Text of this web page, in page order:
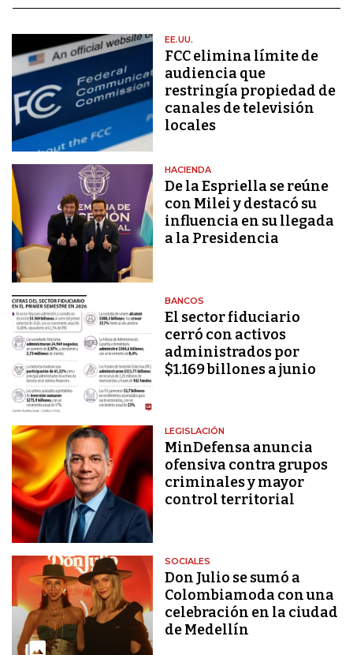
EE.UU.
FCC elimina límite de
audiencia que
restringía propiedad de
canales de televisión
locales
HACIENDA
De la Espriella se reúne
con Milei y destacó su
influencia en su llegada
a la Presidencia
BANCOS
El sector fiduciario
cerró con activos
administrados por
$1.169 billones a junio
LEGISLACIÓN
MinDefensa anuncia
ofensiva contra grupos
criminales y mayor
control territorial
SOCIALES
Don Julio se sumó a
Colombiamoda con una
celebración en la ciudad
de Medellín